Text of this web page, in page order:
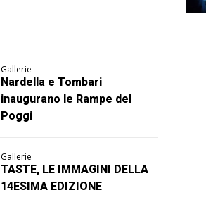
Gallerie
Nardella e Tombari
inaugurano le Rampe del
Poggi
Gallerie
TASTE, LE IMMAGINI DELLA
14ESIMA EDIZIONE